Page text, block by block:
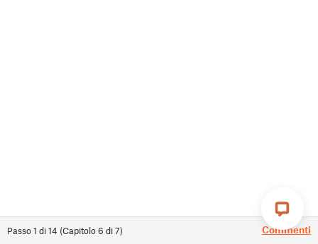
Passo1 di14 (Capitolo6 di7) Commenti